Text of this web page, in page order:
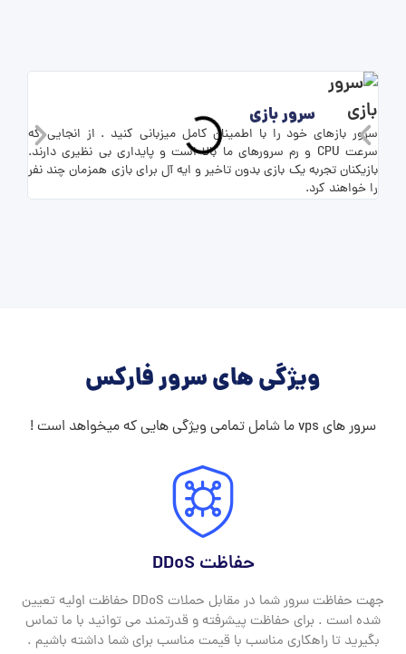
سرور بازی
سرور بازهای خود را با اطمینان کامل میزبانی کنید . از انجایی که
سرعت CPU و رم سرورهای ما بالا است و پایداری بی نظیری دارند.
بازیکنان تجربه یک بازی بدون تاخیر و ایه آل برای بازی همزمان چند نفر
را خواهند کرد.
ویژگی های سرور فارکس
سرور های vps ما شامل تمامی ویژگی هایی که میخواهد است !
حفاظت DDoS
جهت حفاظت سرور شما در مقابل حملات DDoS حفاظت اولیه تعیین
شده است . برای حفاظت پیشرفته و قدرتمند می توانید با ما تماس
بگیرید تا راهکاری مناسب با قیمت مناسب برای شما داشته باشیم .